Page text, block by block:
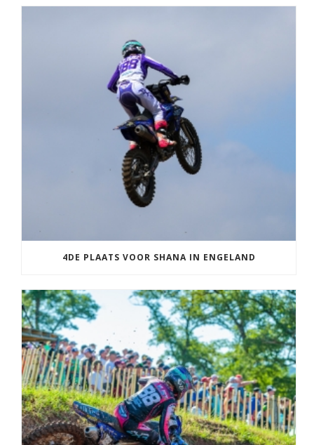
4DE PLAATS VOOR SHANA IN ENGELAND